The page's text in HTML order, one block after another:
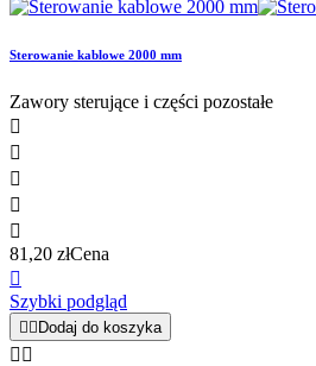
Sterowanie kablowe 2000 mm
Zawory sterujące i części pozostałe





81,20 złCena

Szybki podgląd
Dodaj do koszyka
 